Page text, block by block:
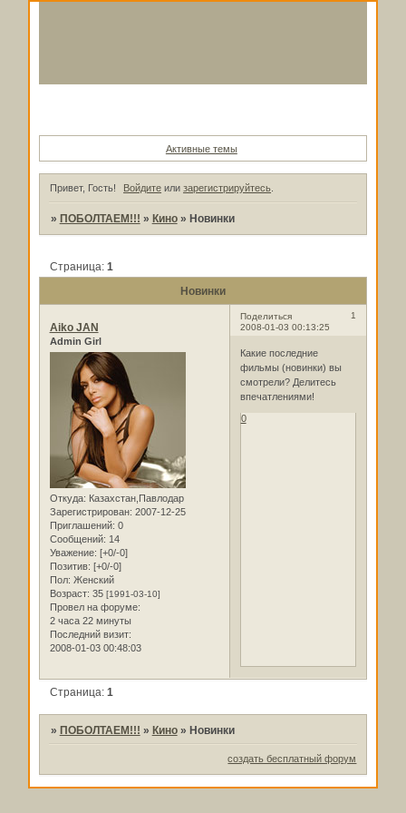
Активные темы
Привет, Гость! Войдите илизарегистрируйтесь
» ПОБОЛТАЕМ!!! » Кино » Новинки
Новинки
Страница: 1
Поделиться
1
2008-01-03 00:13:25
Aiko JAN
Admin Girl
Откуда: Казахстан,Павлодар
Зарегистрирован: 2007-12-25
Приглашений: 0
Сообщений: 14
Уважение: [+0/-0]
Позитив: [+0/-0]
Пол: Женский
Возраст: 35 [1991-03-10]
Провел на форуме:
2 часа 22 минуты
Последний визит:
2008-01-03 00:48:03
Какие последние
фильмы (новинки) вы
смотрели? Делитесь
впечатлениями!
0
Страница: 1
» ПОБОЛТАЕМ!!! » Кино » Новинки
создать бесплатный форум